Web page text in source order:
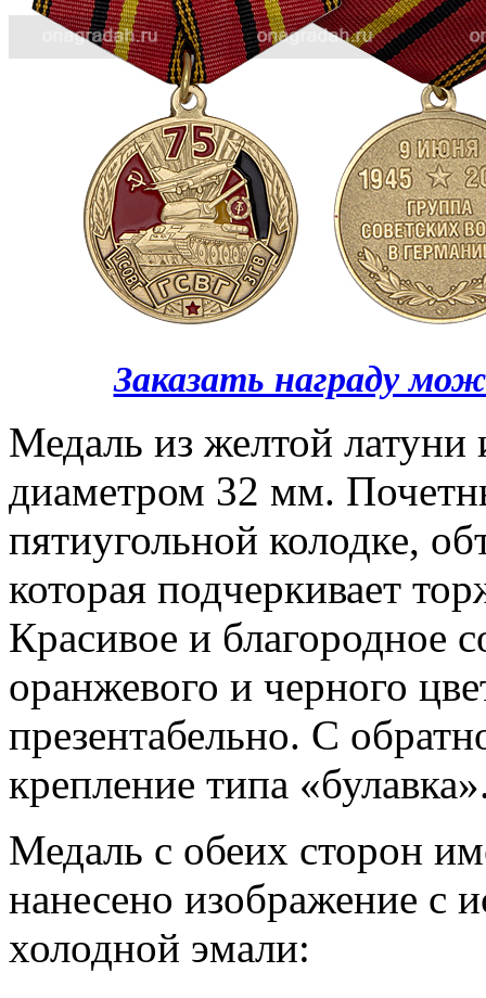
Заказать награду
Медаль из желтой латуни
диаметром 32 мм.
пятиугольной колодке,
которая подчеркивает
Красивое и благородное
оранжевого и черного
презентабельно. С
крепление типа
Медаль с обеих сторон
нанесено изображение с
холодной эмали: